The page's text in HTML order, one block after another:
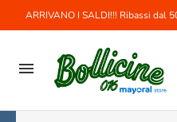
ARRIVANO I SALDI!!! Ribassi dal
